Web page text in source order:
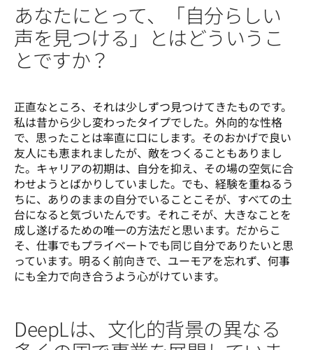
あなたにとって、「自分らしい
声を見つける」とはどういうこ
とですか？
正直なところ、それは少しずつ見つけてきたものです。
私は昔から少し変わったタイプでした。外向的な性格
で、思ったことは率直に口にします。そのおかげで良い
友人にも恵まれましたが、敵をつくることもありまし
た。キャリアの初期は、自分を抑え、その場の空気に合
わせようとばかりしていました。でも、経験を重ねるう
ちに、ありのままの自分でいることこそが、すべての土
台になると気づいたんです。それこそが、大きなことを
成し遂げるための唯一の方法だと思います。だからこ
そ、仕事でもプライベートでも同じ自分でありたいと思
っています。明るく前向きで、ユーモアを忘れず、何事
にも全力で向き合うよう心がけています。
DeepLは、文化的背景の異なる